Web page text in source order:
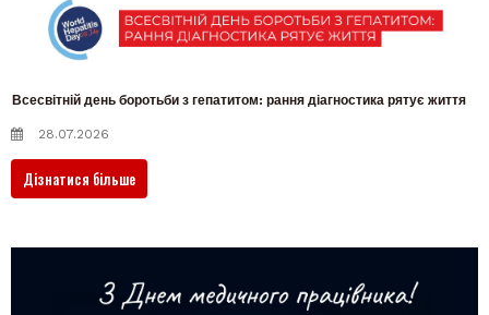
Всесвітній день боротьби з гепатитом: рання діагностика рятує життя
28.07.2026
Дізнатися більше